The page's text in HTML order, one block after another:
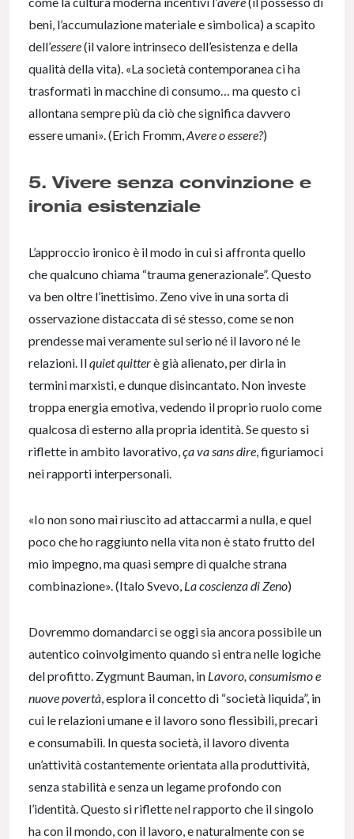
beni, l’accumulazione materiale e simbolica) a scapito
dell’essere(il valore intrinseco dell’esistenza e della
qualità della vita). «La società contemporanea ci ha
trasformati in macchine di consumo… ma questo ci
allontana sempre più da ciò che significa davvero
essere umani». (Erich Fromm, Avere o essere?)
5. Vivere senza convinzione e
ironia esistenziale
L’approccio ironico è il modo in cui si affronta quello
che qualcuno chiama “trauma generazionale”. Questo
va ben oltre l’inettisimo. Zeno vive in una sorta di
osservazione distaccata di sé stesso, come se non
prendesse mai veramente sul serio né il lavoro né le
relazioni. Ilquiet quitterè già alienato, per dirla in
termini marxisti, e dunque disincantato. Non investe
troppa energia emotiva, vedendo il proprio ruolo come
qualcosa di esterno alla propria identità. Se questo si
riflette in ambito lavorativo, ça va sans dire , figuriamoci
nei rapporti interpersonali.
«Io non sono mai riuscito ad attaccarmi a nulla, e quel
poco che ho raggiunto nella vita non è stato frutto del
mio impegno, ma quasi sempre di qualche strana
combinazione». (Italo Svevo, La coscienza di Zeno)
Dovremmo domandarci se oggi sia ancora possibile un
autentico coinvolgimento quando si entra nelle logiche
del profitto. Zygmunt Bauman, in Lavoro, consumismo e
nuove povertà , esplora il concetto di “società liquida”, in
cui le relazioni umane e il lavoro sono flessibili, precari
e consumabili. In questa società, il lavoro diventa
un’attività costantemente orientata alla produttività,
senza stabilità e senza un legame profondo con
l’identità. Questo si riflette nel rapporto che il singolo
ha con il mondo, con il lavoro, e naturalmente con se